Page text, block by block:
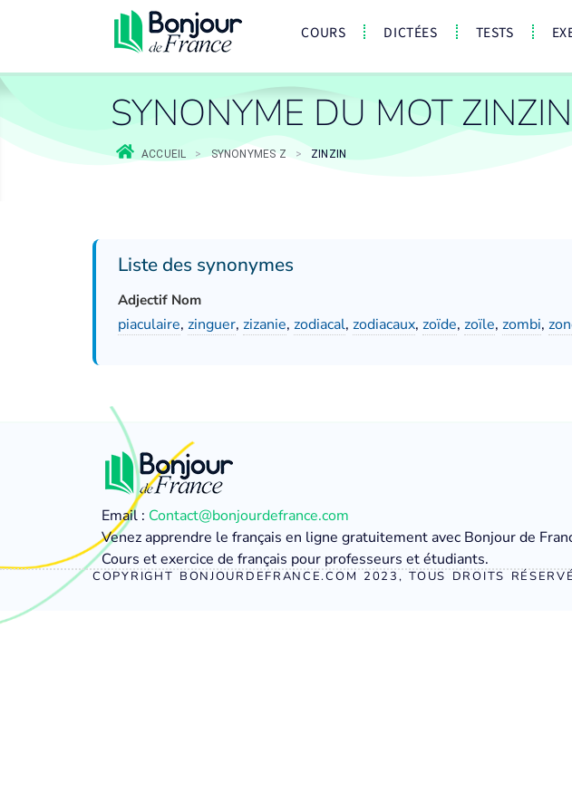
COURS DICTÉES TESTS
SYNONYME DU MOT ZINZIN
ACCUEIL > SYNONYMES Z > ZINZIN
Liste des synonymes
Adjectif Nom
piaculaire, zinguer, zizanie, zodiacal, zodiacaux, zoïde, zoïle, zombi,
Email : Contact@bonjourdefrance.com
Venez apprendre le français en ligne gratuitement avec Bonjour de
Cours et exercice de français pour professeurs et étudiants.
COPYRIGHT BONJOURDEFRANCE.COM 2023, TOUS DROITS